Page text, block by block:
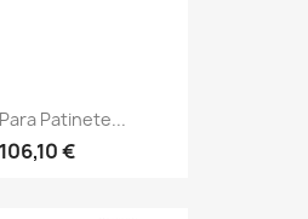
Patinete...
106,10 €